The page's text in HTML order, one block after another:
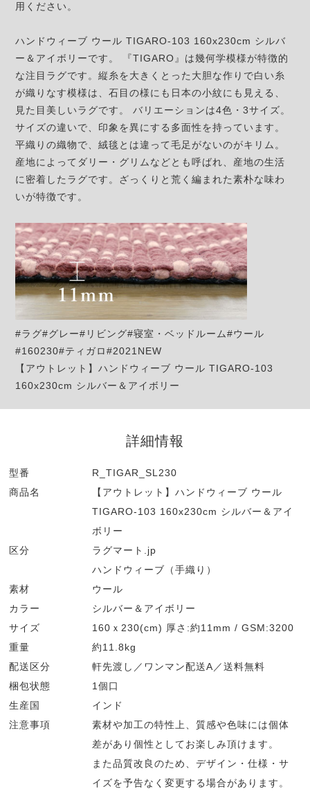
用ください。
ハンドウィーブ ウール TIGARO-103 160x230cm シルバ
ー＆アイボリーです。 『TIGARO』は幾何学模様が特徴的
な注目ラグです。縦糸を大きくとった大胆な作りで白い糸
が織りなす模様は、石目の様にも日本の小紋にも見える、
見た目美しいラグです。 バリエーションは4色・3サイズ。
サイズの違いで、印象を異にする多面性を持っています。
平織りの織物で、絨毯とは違って毛足がないのがキリム。
産地によってダリー・グリムなどとも呼ばれ、産地の生活
に密着したラグです。ざっくりと荒く編まれた素朴な味わ
いが特徴です。
#ラグ#グレー#リビング#寝室・ベッドルーム#ウール
#160230#ティガロ#2021NEW
【アウトレット】ハンドウィーブ ウール TIGARO-103
160x230cm シルバー＆アイボリー
詳細情報
型番
R_TIGAR_SL230
商品名
【アウトレット】ハンドウィーブ ウール
TIGARO-103 160x230cm シルバー＆アイ
ボリー
区分
ラグマート.jp
ハンドウィーブ（手織り）
素材
ウール
カラー
シルバー＆アイボリー
サイズ
160ｘ230(cm) 厚さ:約11mm / GSM:3200
重量
約11.8kg
配送区分
軒先渡し／ワンマン配送A／送料無料
梱包状態
1個口
生産国
インド
注意事項
素材や加工の特性上、質感や色味には個体
差があり個性としてお楽しみ頂けます。
また品質改良のため、デザイン・仕様・サ
イズを予告なく変更する場合があります。